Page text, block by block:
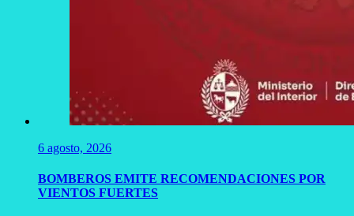
6 agosto, 2026
BOMBEROS EMITE RECOMENDACIONES POR
VIENTOS FUERTES